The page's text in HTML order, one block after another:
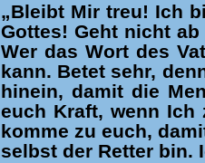
„Bleibt Mir treu! Ich
Gottes! Geht nicht
Wer das Wort des
kann. Betet sehr,
hinein, damit die
euch Kraft, wenn Ich
komme zu euch,
selbst der Retter bin.